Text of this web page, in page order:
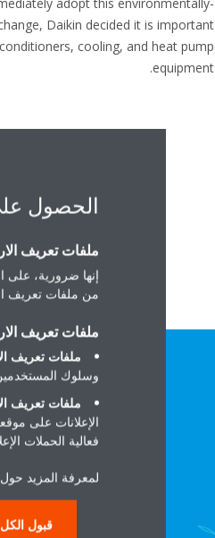
Daikin decided it is important
cooling, and heat pump
equipment.
الحصول
ملفات تعريف
إنها ضرورية، على
من ملفات تعريف
ملفات تعريف
ملفات تعريف
وسلوك
ملفات تعريف
الإعلانات على
فعالية الحملات
لمعرفة المزيد
قبول الكل